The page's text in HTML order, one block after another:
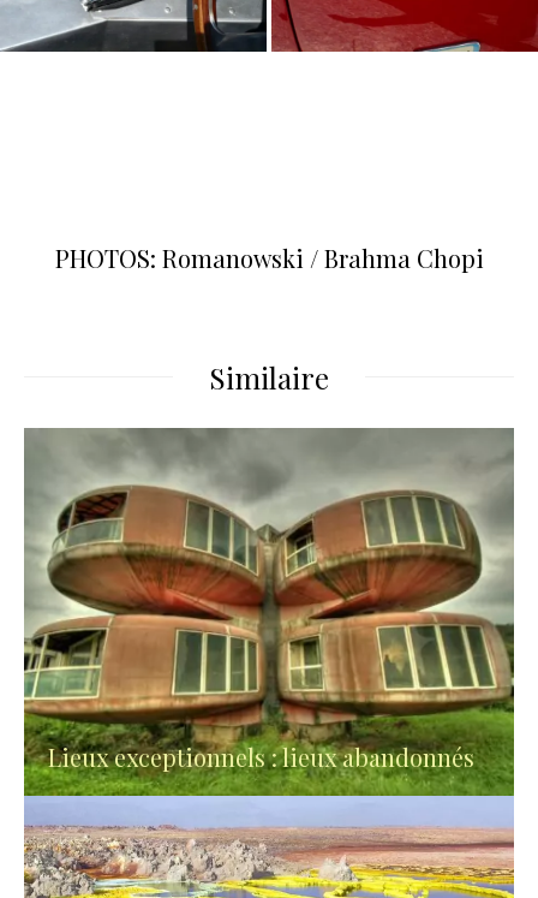
PHOTOS: Romanowski / Brahma Chopi
Similaire
Lieux exceptionnels : lieux abandonnés